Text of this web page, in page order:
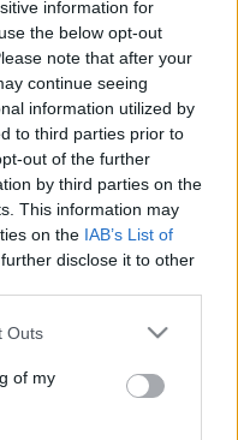
information for
the below opt-out
note that after your
continue seeing
information utilized by
to third parties prior to
out of the further
by third parties on the
This information may
on the IAB’s List of
disclose it to other
one or more Google
You may click to
its third-party tags to
in below Google
Outs
of my
PAPAGÁJMENTŐ
TAVALY
KÖLTÖTT EL
körzetbe.